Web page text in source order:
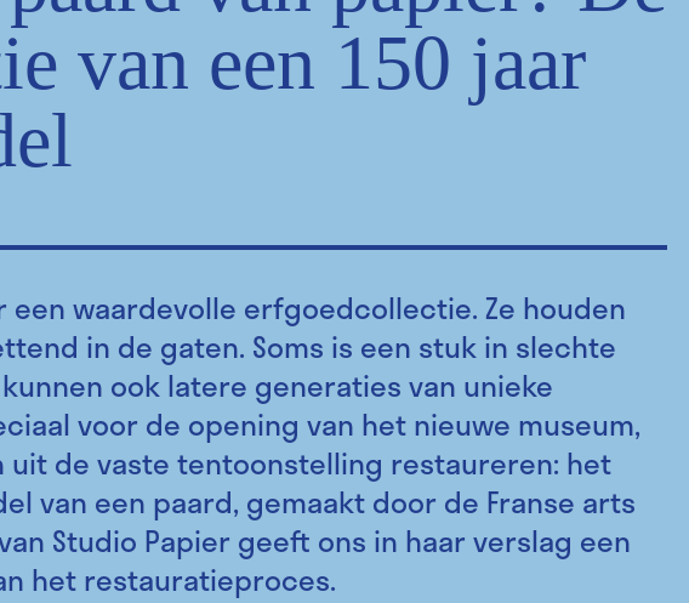
van een 150 jaar
een waardevolle erfgoedcollectie. Ze houden
in de gaten. Soms is een stuk in slechte
ook latere generaties van unieke
voor de opening van het nieuwe museum,
uit de vaste tentoonstelling restaureren: het
van een paard, gemaakt door de Franse arts
Studio Papier geeft ons in haar verslag een
het restauratieproces.